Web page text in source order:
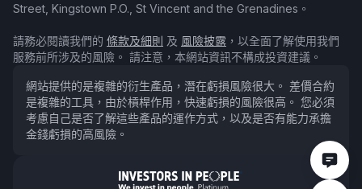
Street, Kingstown P.O., St Vincent and the Grenadines。
請務必閱讀我們的 條款及細則 及 風險披露 ，以全面了解使用我們
服務前所涉及的風險。 請注意，本網站資訊不構成投資建議。
網站提供的是複雜的衍生產品，潛在虧損風險很大。 差價合約
是複雜的工具，由於槓桿作用，快速虧損的風險很高。 您必須
考慮自己是否了解這些產品的運作方式，以及是否有能力承擔
金錢虧損的高風險。